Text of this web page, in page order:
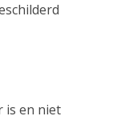
is en niet